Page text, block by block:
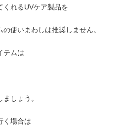
くれるUVケア製品を
使いまわしは推奨しません。
テムは
しょう。
く場合は